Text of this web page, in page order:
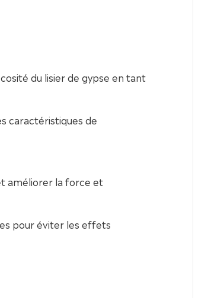
du lisier de gypse en tant
caractéristiques de
améliorer la force et
pour éviter les effets